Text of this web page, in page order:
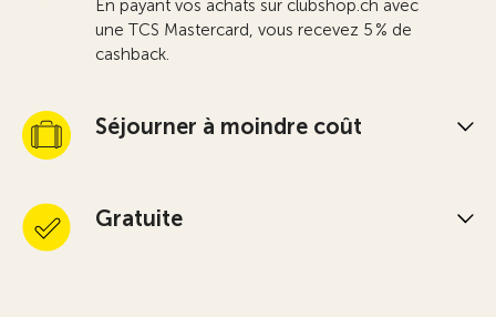
En payant vos achats sur clubshop.ch avec
une TCS Mastercard, vous recevez 5 % de
cashback.
Séjourner à moindre coût
Gratuite